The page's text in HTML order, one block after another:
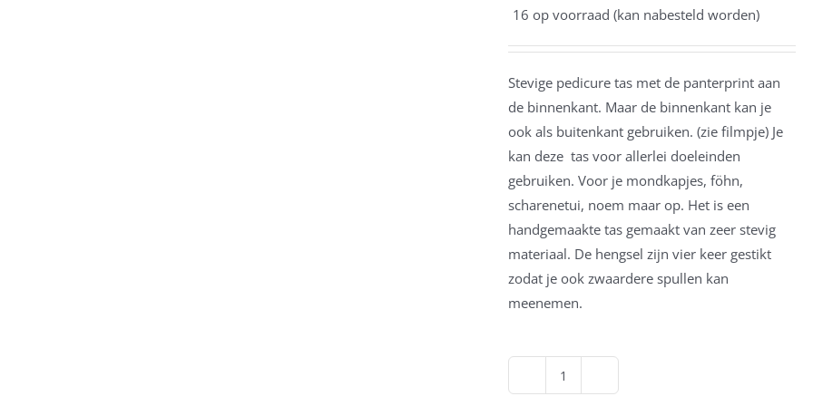
16 op voorraad (kan nabesteld worden)
Stevige pedicure tas met de panterprint aan
de binnenkant. Maar de binnenkant kan je
ook als buitenkant gebruiken. (zie filmpje) Je
kan deze tas voor allerlei doeleinden
gebruiken. Voor je mondkapjes, föhn,
scharenetui, noem maar op. Het is een
handgemaakte tas gemaakt van zeer stevig
materiaal. De hengsel zijn vier keer gestikt
zodat je ook zwaardere spullen kan
meenemen.
Multifunctioneel